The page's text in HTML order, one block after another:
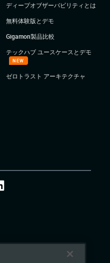
ディープオブザーバビリティとは
無料体験版とデモ
Gigamon製品比較
テックハブ ユースケースとデモ
NEW
ゼロトラスト アーキテクチャ